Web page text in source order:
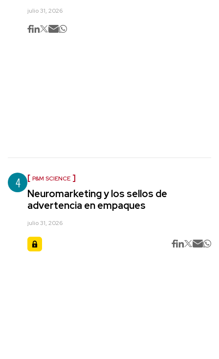
julio 31, 2026
4 P&M SCIENCE
Neuromarketing y los sellos de
advertencia en empaques
julio 31, 2026